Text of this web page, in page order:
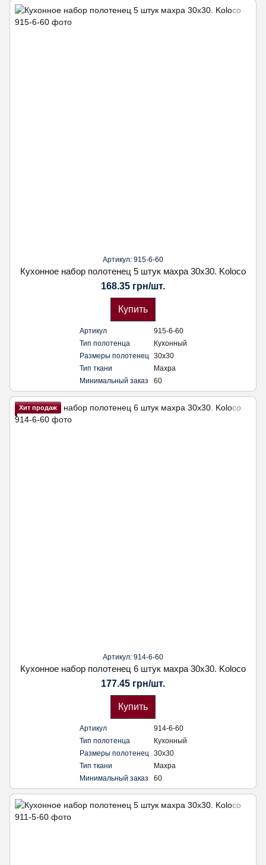
Артикул: 915-6-60
Кухонное набор полотенец 5 штук махра 30х30. Koloco
168.35 грн/шт.
Купить
Артикул
915-6-60
Тип полотенца
Кухонный
Размеры полотенец
30х30
Тип ткани
Махра
Минимальный заказ
60
Хит продаж
Артикул: 914-6-60
Кухонное набор полотенец 6 штук махра 30х30. Koloco
177.45 грн/шт.
Купить
Артикул
914-6-60
Тип полотенца
Кухонный
Размеры полотенец
30х30
Тип ткани
Махра
Минимальный заказ
60